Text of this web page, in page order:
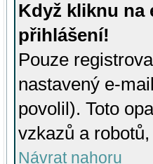
Když kliknu na
přihlášení!
Pouze
nastavený e-
povolil). Toto
vzkazů a
Návrat nahoru